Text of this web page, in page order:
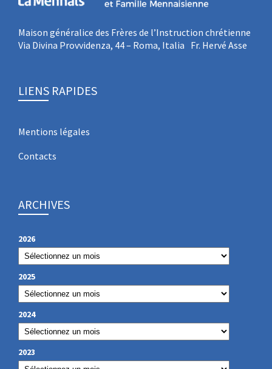
Maison généralice des Frères de l’Instruction chrétienne
Via Divina Provvidenza, 44 – Roma, Italia Fr. Hervé Asse
LIENS RAPIDES
Mentions légales
Contacts
ARCHIVES
2026
2025
2024
2023